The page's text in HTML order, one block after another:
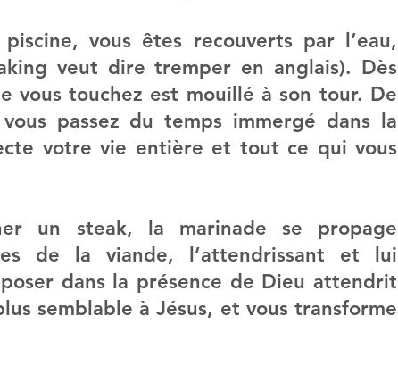
vous êtes recouverts par l’eau,
veut dire tremper en anglais). Dès
vous touchez est mouillé à son tour. De
passez du temps immergé dans la
votre vie entière et tout ce qui vous
un steak, la marinade se propage
de la viande, l’attendrissant et lui
dans la présence de Dieu attendrit
semblable à Jésus, et vous transforme